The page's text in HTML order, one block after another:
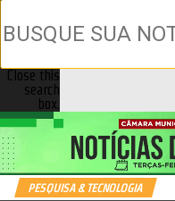
Close this
search
box.
PESQUISA & TECNOLOGIA